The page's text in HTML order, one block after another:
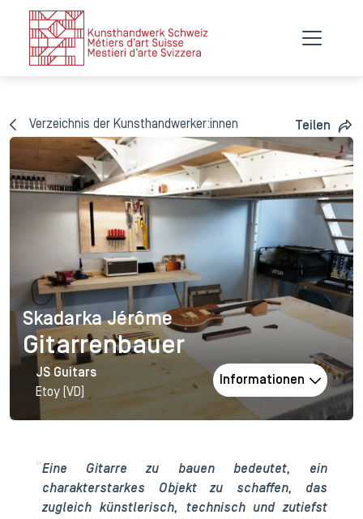
Verzeichnis der Kunsthandwerker:innen Teilen
Skadarka Jérôme
Skadarka Jérôme
Gitarrenbauer
JS Guitars
Etoy (VD)
Informationen
Eine Gitarre zu bauen bedeutet, ein
charakterstarkes Objekt zu schaffen, das
zugleich künstlerisch, technisch und zutiefst